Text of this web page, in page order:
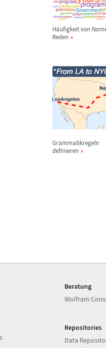
Häufigkeit von
Reden
Grammatikregeln
definieren
Beratung
Wolfram
Repositories
Data